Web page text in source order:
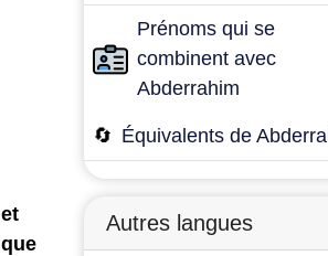
Prénoms qui se
combinent avec
Abderrahim
🔄 Équivalents de
Autres langues